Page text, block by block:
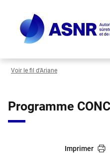
contenu
principal
Voir le fil d’Ariane
Programme
Imprimer